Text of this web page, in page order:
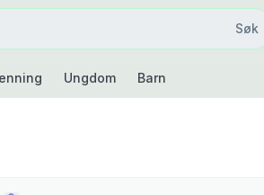
Søk
Søk
Ungdom Barn